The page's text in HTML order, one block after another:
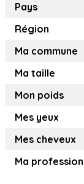
Pays
Région
Ma commune
Ma taille
Mon poids
Mes yeux
Mes cheveux
Ma profession